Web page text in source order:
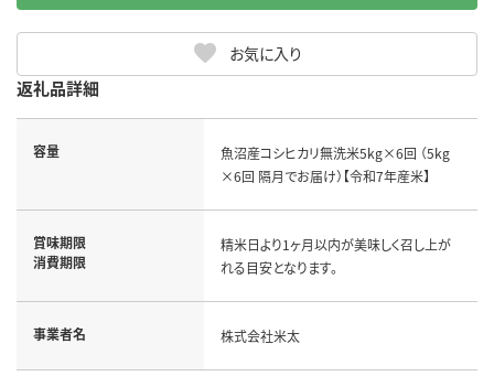
お気に入り
返礼品詳細
容量
魚沼産コシヒカリ無洗米5kg×6回 （5kg
×6回 隔月でお届け）【令和7年産米】
賞味期限
消費期限
精米日より1ヶ月以内が美味しく召し上が
れる目安となります。
事業者名 株式会社米太